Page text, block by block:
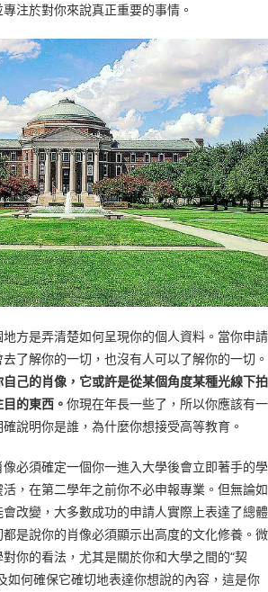
注於對你來說真正重要的事情。
方是弄清楚如何呈現你的個人資料。當你申請
了解你的一切，也沒有人可以了解你的一切。
己的肖像，它或許是從某個角度某種光線下拍
的東西。 你現在年長一些了，所以你應該有一
說明你是誰，為什麼你想接受高等教育。
必須確定一個你一進入大學後會立即著手的學
，在第二學年之前你不必申報專業。但無論如
改變，大多數成功的申請人實際上表達了總體
是說你的肖像必須顯示出高度的文化修養。微
你的看法，尤其是關於你和大學之間的“契
如何確保它確切地表達你想說的內容，這是你